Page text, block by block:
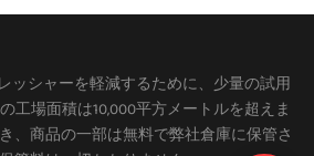
ッシャーを軽減するために、少量の試用
工場面積は10,000平方メートルを超えま
、商品の一部は無料で弊社倉庫に保管さ